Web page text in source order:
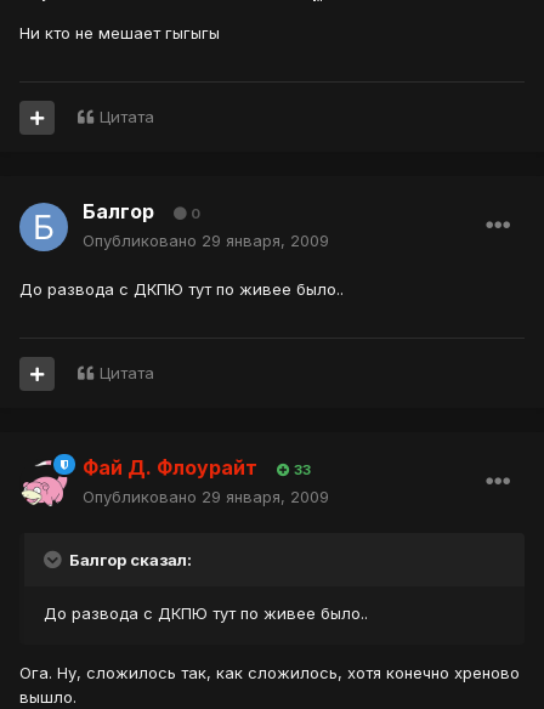
Ни кто не мешает гыгыгы
Цитата
Балгор 0
Опубликовано 29 января, 2009
До развода с ДКПЮ тут по живее было..
Цитата
Фай Д. Флоурайт 33
Опубликовано 29 января, 2009
Балгор сказал:
До развода с ДКПЮ тут по живее было..
Ога. Ну, сложилось так, как сложилось, хотя конечно хреново
вышло.